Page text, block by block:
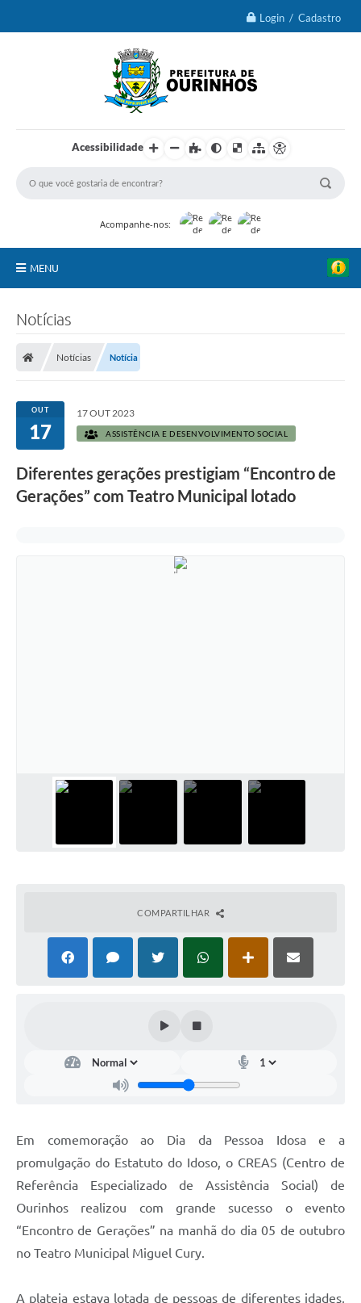
Login / Cadastro
Acessibilidade
Acompanhe-nos:
MENU
Portal da Transparência
Turismo
Secretarias
Notícias
Notícias Notícia
OUT
17
17 OUT 2023
ASSISTÊNCIA E DESENVOLVIMENTO SOCIAL
Diferentes gerações prestigiam “Encontro de
Gerações” com Teatro Municipal lotado
COMPARTILHAR
Em comemoração ao Dia da Pessoa Idosa e a
promulgação do Estatuto do Idoso, o CREAS (Centro de
Referência Especializado de Assistência Social) de
Ourinhos realizou com grande sucesso o evento
“Encontro de Gerações” na manhã do dia 05 de outubro
no Teatro Municipal Miguel Cury.
A plateia estava lotada de pessoas de diferentes idades,